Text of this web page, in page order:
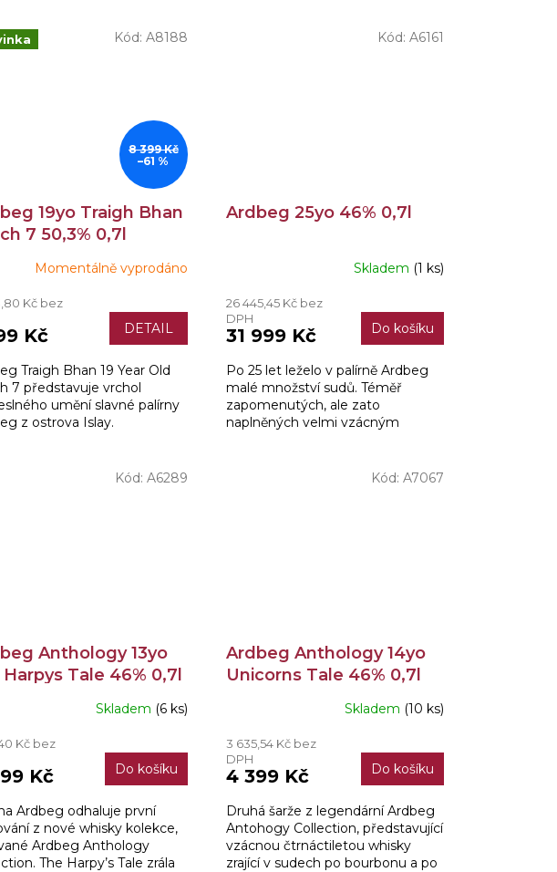
8 399 Kč
–61 %
19yo Traigh Bhan
7 50,3% 0,7l
Momentálně vyprodáno
Kč bez
Kč DETAIL
Traigh Bhan 19 Year Old
7 představuje vrchol
umění slavné palírny
z ostrova Islay.
Kód: A8188
Ardbeg 25yo 46% 0,7l
Skladem (1 ks)
26 445,45 Kč bez
DPH
31 999 Kč Do košíku
Po 25 let leželo v palírně Ardbeg
malé množství sudů. Téměř
zapomenutých, ale zato
naplněných velmi vzácným
Kód: A6161
Anthology 13yo
Tale 46% 0,7l
Skladem (6 ks)
Kč bez
Kč Do košíku
Ardbeg odhaluje první
z nové whisky kolekce,
Ardbeg Anthology
The Harpy’s Tale zrála
Kód: A6289
Ardbeg Anthology 14yo
Unicorns Tale 46% 0,7l
Skladem (10 ks)
3 635,54 Kč bez
DPH
4 399 Kč Do košíku
Druhá šarže z legendární Ardbeg
Antohogy Collection, představující
vzácnou čtrnáctiletou whisky
zrající v sudech po bourbonu a po
Kód: A7067